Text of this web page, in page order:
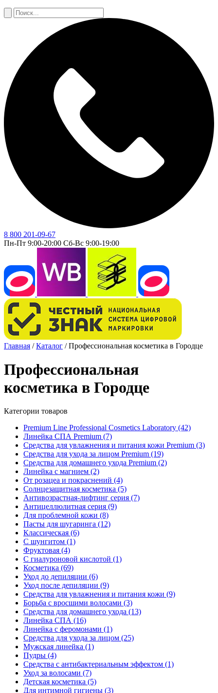
8 800 201-09-67
Пн-Пт 9:00-20:00 Сб-Вс 9:00-19:00
Главная /Каталог /Профессиональная косметика в Городце
Профессиональная
косметика в Городце
Категории товаров
Premium Line Professional Cosmetics Laboratory (42)
Линейка СПА Premium (7)
Средства для увлажнения и питания кожи Premium (3)
Средства для ухода за лицом Premium (19)
Средства для домашнего ухода Premium (2)
Линейка с магнием (2)
От розацеа и покраснений (4)
Солнцезащитная косметика (5)
Антивозрастная-лифтинг серия (7)
Антицеллюлитная серия (9)
Для проблемной кожи (8)
Пасты для шугаринга (12)
Классическая (6)
С шунгитом (1)
Фруктовая (4)
C гиалуроновой кислотой (1)
Косметика (69)
Уход до депиляции (6)
Уход после депиляции (9)
Средства для увлажнения и питания кожи (9)
Борьба с вросшими волосами (3)
Средства для домашнего ухода (13)
Линейка СПА (16)
Линейка с феромонами (1)
Средства для ухода за лицом (25)
Мужская линейка (1)
Пудры (4)
Средства с антибактериальным эффектом (1)
Уход за волосами (7)
Детская косметика (5)
Для интимной гигиены (3)